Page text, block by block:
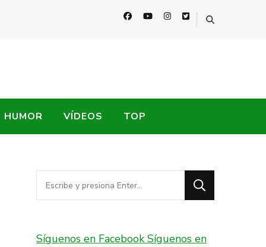
HUMOR VÍDEOS TOP
¿Buscas
algo?
Síguenos en FacebookSíguenos en